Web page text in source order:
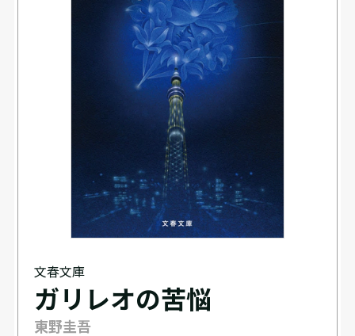
文春文庫
ガリレオの苦悩
東野圭吾